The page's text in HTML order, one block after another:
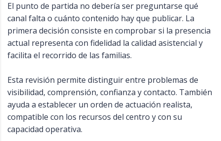
El punto de partida no debería ser preguntarse qué
canal falta o cuánto contenido hay que publicar. La
primera decisión consiste en comprobar si la presencia
actual representa con fidelidad la calidad asistencial y
facilita el recorrido de las familias.
Esta revisión permite distinguir entre problemas de
visibilidad, comprensión, confianza y contacto. También
ayuda a establecer un orden de actuación realista,
compatible con los recursos del centro y con su
capacidad operativa.